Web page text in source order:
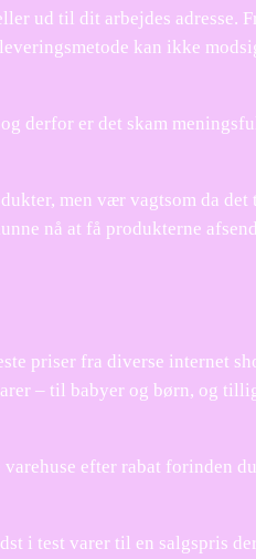
ud til dit arbejdes adresse.
kan ikke
derfor er det skam
men vær vagtsom da
nå at få produkterne
priser fra diverse internet
– til babyer og børn, og
efter rabat forinden
i test varer til en salgspris